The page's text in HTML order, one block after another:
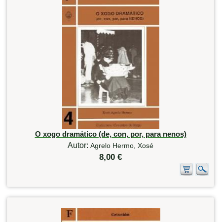
O xogo dramático (de, con, por, para nenos)
Autor: Agrelo Hermo, Xosé
8,00 €